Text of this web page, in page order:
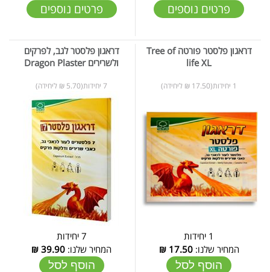
פרטים נוספים פרטים נוספים
דראגון פלסטר פורטה Tree of
life XL
1 יחידות(17.50 ₪ ליחידה)
1 יחידות
המחיר שלנו:17.50
₪
הוסף לסל
דראגון פלסטר לגב, לפרקים
ולשרירים Dragon Plaster
7 יחידות(5.70 ₪ ליחידה)
7 יחידות
המחיר שלנו: 39.90
₪
הוסף לסל